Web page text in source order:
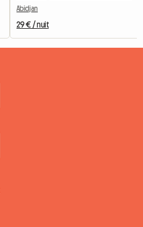
Abidjan
29 € / nuit